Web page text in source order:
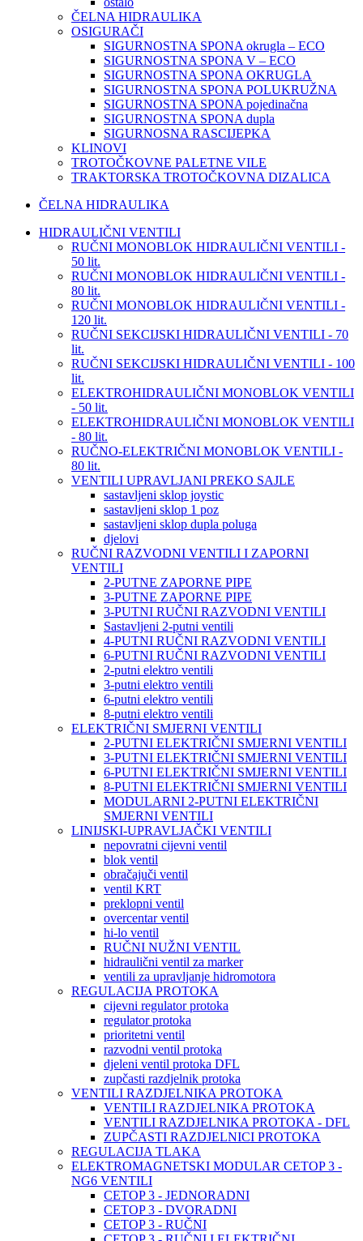
ČELNA HIDRAULIKA
OSIGURAČI
SIGURNOSTNA SPONA okrugla – ECO
SIGURNOSTNA SPONA V – ECO
SIGURNOSTNA SPONA OKRUGLA
SIGURNOSTNA SPONA POLUKRUŽNA
SIGURNOSTNA SPONA pojedinačna
SIGURNOSTNA SPONA dupla
SIGURNOSNA RASCIJEPKA
KLINOVI
TROTOČKOVNE PALETNE VILE
TRAKTORSKA TROTOČKOVNA DIZALICA
ČELNA HIDRAULIKA
HIDRAULIČNI VENTILI
RUČNI MONOBLOK HIDRAULIČNI VENTILI -
50 lit.
RUČNI MONOBLOK HIDRAULIČNI VENTILI -
80 lit.
RUČNI MONOBLOK HIDRAULIČNI VENTILI -
120 lit.
RUČNI SEKCIJSKI HIDRAULIČNI VENTILI - 70
lit.
RUČNI SEKCIJSKI HIDRAULIČNI VENTILI - 100
lit.
ELEKTROHIDRAULIČNI MONOBLOK VENTILI
- 50 lit.
ELEKTROHIDRAULIČNI MONOBLOK VENTILI
- 80 lit.
RUČNO-ELEKTRIČNI MONOBLOK VENTILI -
80 lit.
VENTILI UPRAVLJANI PREKO SAJLE
sastavljeni sklop joystic
sastavljeni sklop 1 poz
sastavljeni sklop dupla poluga
djelovi
RUČNI RAZVODNI VENTILI I ZAPORNI
VENTILI
2-PUTNE ZAPORNE PIPE
3-PUTNE ZAPORNE PIPE
3-PUTNI RUČNI RAZVODNI VENTILI
Sastavljeni 2-putni ventili
4-PUTNI RUČNI RAZVODNI VENTILI
6-PUTNI RUČNI RAZVODNI VENTILI
2-putni elektro ventili
3-putni elektro ventili
6-putni elektro ventili
8-putni elektro ventili
ELEKTRIČNI SMJERNI VENTILI
2-PUTNI ELEKTRIČNI SMJERNI VENTILI
3-PUTNI ELEKTRIČNI SMJERNI VENTILI
6-PUTNI ELEKTRIČNI SMJERNI VENTILI
8-PUTNI ELEKTRIČNI SMJERNI VENTILI
MODULARNI 2-PUTNI ELEKTRIČNI
SMJERNI VENTILI
LINIJSKI-UPRAVLJAČKI VENTILI
nepovratni cijevni ventil
blok ventil
obračajuči ventil
ventil KRT
preklopni ventil
overcentar ventil
hi-lo ventil
RUČNI NUŽNI VENTIL
hidraulični ventil za marker
ventili za upravljanje hidromotora
REGULACIJA PROTOKA
cijevni regulator protoka
regulator protoka
prioritetni ventil
razvodni ventil protoka
djeleni ventil protoka DFL
zupčasti razdjelnik protoka
VENTILI RAZDJELNIKA PROTOKA
VENTILI RAZDJELNIKA PROTOKA
VENTILI RAZDJELNIKA PROTOKA - DFL
ZUPČASTI RAZDJELNICI PROTOKA
REGULACIJA TLAKA
ELEKTROMAGNETSKI MODULAR CETOP 3 -
NG6 VENTILI
CETOP 3 - JEDNORADNI
CETOP 3 - DVORADNI
CETOP 3 - RUČNI